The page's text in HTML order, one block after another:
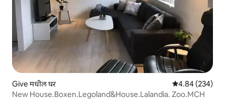
Give मधील घर 5 पैकी 4.84
4.84 (234)
New House.Boxen.Legoland&House.Lalandia. Zoo.MCH